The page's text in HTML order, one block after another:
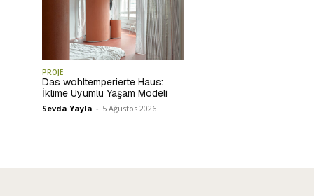
PROJE
Das wohltemperierte Haus:
İklime Uyumlu Yaşam Modeli
Sevda Yayla - 5 Ağustos 2026